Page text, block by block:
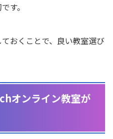
す。
おくことで、良い教室選び
オンライン教室が